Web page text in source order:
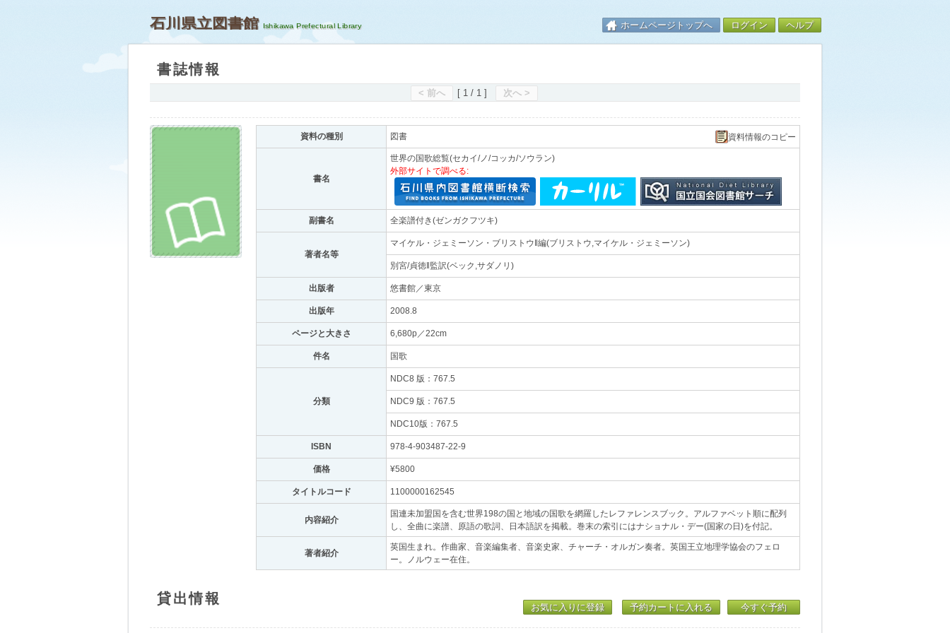
石川県立図書館 ホームページトップへ ログイン ヘルプ
書誌情報
< 前へ [ 1 / 1 ] 次へ >
資料の種別 図書 資料情報のコピー
書名
世界の国歌総覧(セカイ/ノ/コッカ/ソウラン)
外部サイトで調べる:
副書名 全楽譜付き(ゼンガクフツキ)
著者名等
マイケル・ジェミーソン・ブリストウ‖編(ブリストウ,マイケル・ジェミーソン)
別宮/貞徳‖監訳(ベック,サダノリ)
出版者 悠書館／東京
出版年 2008.8
ページと大きさ 6,680p／22cm
件名 国歌
分類
NDC8 版：767.5
NDC9 版：767.5
NDC10版：767.5
ISBN 978-4-903487-22-9
価格 ¥5800
タイトルコード 1100000162545
内容紹介
国連未加盟国を含む世界198の国と地域の国歌を網羅したレファレンスブック。アルファベット順に配列
し、全曲に楽譜、原語の歌詞、日本語訳を掲載。巻末の索引にはナショナル・デー(国家の日)を付記。
著者紹介
英国生まれ。作曲家、音楽編集者、音楽史家、チャーチ・オルガン奏者。英国王立地理学協会のフェロ
ー。ノルウェー在住。
貸出情報
お気に入りに登録 予約カートに入れる 今すぐ予約